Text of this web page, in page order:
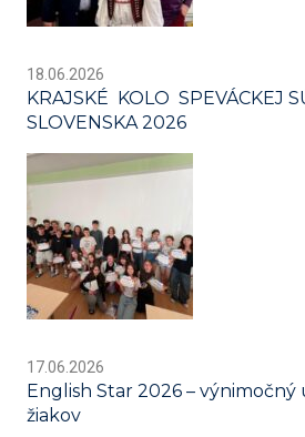
18.06.2026
KRAJSKÉ KOLO SPEVÁCKEJ
SLOVENSKA 2026
17.06.2026
English Star 2026 – výnimočný
žiakov